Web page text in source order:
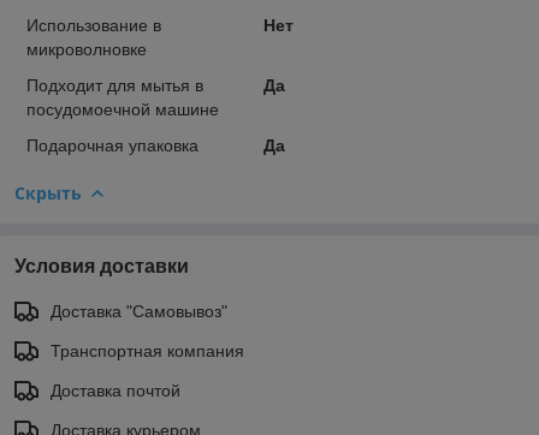
Использование в
микроволновке
Нет
Подходит для мытья в
посудомоечной машине
Да
Подарочная упаковка Да
Скрыть
Условия доставки
Доставка "Самовывоз"
Транспортная компания
Доставка почтой
Доставка курьером